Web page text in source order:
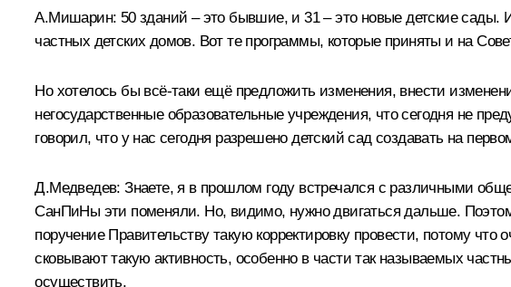
А.Мишарин: 50 зданий – это бывшие, и 31 – это новые детские
частных детских домов. Вот те программы, которые приняты и на
Но хотелось бы всё‑таки ещё предложить изменения, внести
негосударственные образовательные учреждения, что сегодня не
говорил, что у нас сегодня разрешено детский сад создавать на
Д.Медведев:Знаете, я в прошлом году встречался с различными
СанПиНы эти поменяли. Но, видимо, нужно двигаться дальше.
поручение Правительству такую корректировку провести, потому
сковывают такую активность, особенно в части так называемых
осуществить.